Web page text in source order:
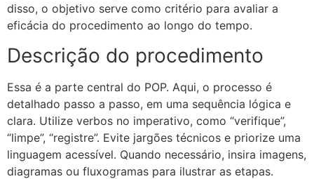
disso, o objetivo serve como critério para avaliar a
eficácia do procedimento ao longo do tempo.
Descrição do procedimento
Essa é a parte central do POP. Aqui, o processo é
detalhado passo a passo, em uma sequência lógica e
clara. Utilize verbos no imperativo, como “verifique”,
“limpe”, “registre”. Evite jargões técnicos e priorize uma
linguagem acessível. Quando necessário, insira imagens,
diagramas ou fluxogramas para ilustrar as etapas.